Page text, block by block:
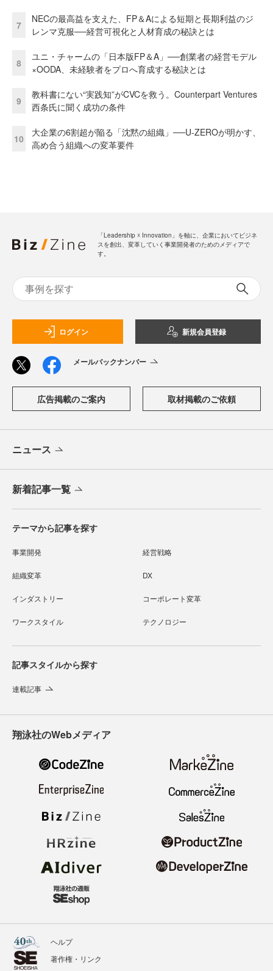
7
NECの最高益を支えた、FP＆Aによる短期と長期利益のジ
レンマ克服──経営可視化と人材育成の秘訣とは
8
ユニ・チャームの「日本版FP＆A」──創業者の経営モデル
×OODA、未経験者をプロへ育成する秘訣とは
9
教科書にない“実践知”がCVCを救う。Counterpart Ventures
西条氏に聞く成功の条件
10
大企業の6割超が陥る「沈黙の組織」──U-ZEROが明かす、
高め合う組織への変革要件
「Leadership ☓ Innovation」を軸に、企業においてビジネ
スを創出、変革していく事業開発者のためのメディアで
す。
ログイン 新規会員登録
メールバックナンバー
広告掲載のご案内 取材掲載のご依頼
ニュース
新着記事一覧
テーマから記事を探す
事業開発 経営戦略
組織変革 DX
インダストリー コーポレート変革
ワークスタイル テクノロジー
記事スタイルから探す
連載記事
翔泳社のWebメディア
ヘルプ
著作権・リンク